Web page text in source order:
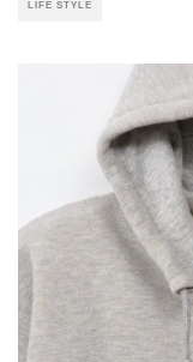
LIFE STYLE